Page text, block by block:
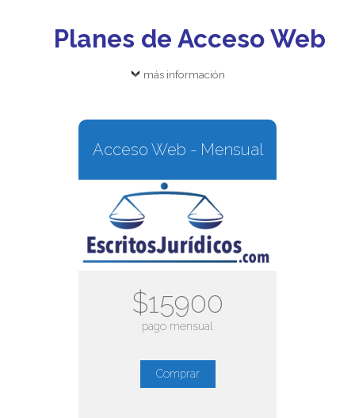
Planes de Acceso Web
más información
Acceso Web - Mensual
$15900
pago mensual
Comprar